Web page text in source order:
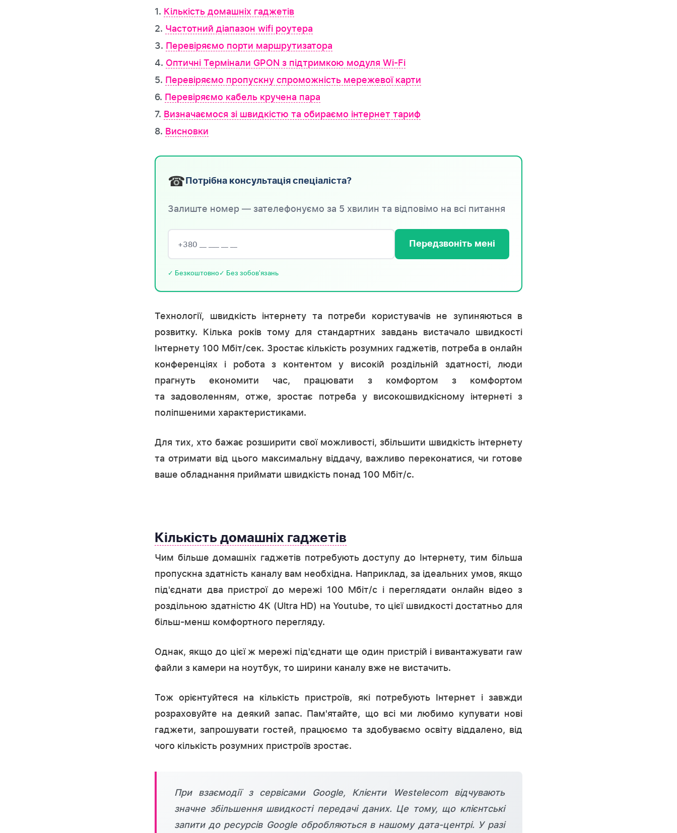
1. Кількість домашніх гаджетів
2. Частотний діапазон wifi роутера
3. Перевіряємо порти маршрутизатора
4. Оптичні Термінали GPON з підтримкою модуля Wi-Fi
5. Перевіряємо пропускну спроможність мережевої карти
6. Перевіряємо кабель кручена пара
7. Визначаємося зі швидкістю та обираємо інтернет тариф
8. Висновки
☎ Потрібна консультація спеціаліста?
Залиште номер — зателефонуємо за 5 хвилин та відповімо на всі питання
Передзвоніть мені
✓ Безкоштовно✓ Без зобов'язань
Технології, швидкість інтернету та потреби користувачів не зупиняються в
розвитку. Кілька років тому для стандартних завдань вистачало швидкості
Інтернету 100 Мбіт/сек. Зростає кількість розумних гаджетів, потреба в онлайн
конференціях і робота з контентом у високій роздільній здатності, люди
прагнуть економити час, працювати з комфортом з комфортом
та задоволенням, отже, зростає потреба у високошвидкісному інтернеті з
поліпшеними характеристиками.
Для тих, хто бажає розширити свої можливості, збільшити швидкість інтернету
та отримати від цього максимальну віддачу, важливо переконатися, чи готове
ваше обладнання приймати швидкість понад 100 Мбіт/с.
Кількість домашніх гаджетів
Чим більше домашніх гаджетів потребують доступу до Інтернету, тим більша
пропускна здатність каналу вам необхідна. Наприклад, за ідеальних умов, якщо
під'єднати два пристрої до мережі 100 Мбіт/с і переглядати онлайн відео з
роздільною здатністю 4К (Ultra HD) на Youtube, то цієї швидкості достатньо для
більш-менш комфортного перегляду.
Однак, якщо до цієї ж мережі під'єднати ще один пристрій і вивантажувати raw
файли з камери на ноутбук, то ширини каналу вже не вистачить.
Тож орієнтуйтеся на кількість пристроїв, які потребують Інтернет і завжди
розраховуйте на деякий запас. Пам'ятайте, що всі ми любимо купувати нові
гаджети, запрошувати гостей, працюємо та здобуваємо освіту віддалено, від
чого кількість розумних пристроїв зростає.
При взаємодії з сервісами Google, Клієнти Westelecom відчувають
значне збільшення швидкості передачі даних. Це тому, що клієнтські
запити до ресурсів Google обробляються в нашому дата-центрі. У разі